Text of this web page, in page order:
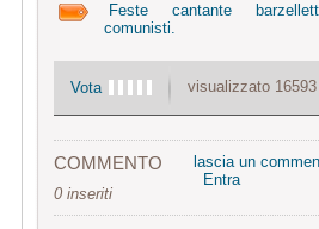
Feste cantante
comunisti.
Vota visualizzato 16593
COMMENTO
0 inseriti
lascia un
Entra